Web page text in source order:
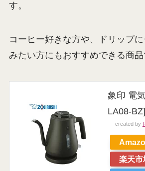
す。
コーヒー好きな方や、ドリップ
みたい方にもおすすめできる商品
象印 電
LA08-BZ]
created by
楽天市